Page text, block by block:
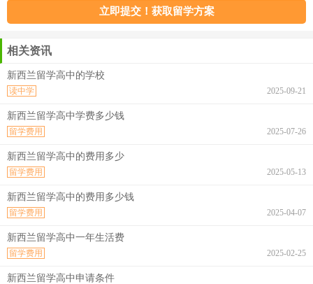
相关资讯
新西兰留学高中的学校
2025-09-21
读中学
新西兰留学高中学费多少钱
2025-07-26
留学费用
新西兰留学高中的费用多少
2025-05-13
留学费用
新西兰留学高中的费用多少钱
2025-04-07
留学费用
新西兰留学高中一年生活费
2025-02-25
留学费用
新西兰留学高中申请条件